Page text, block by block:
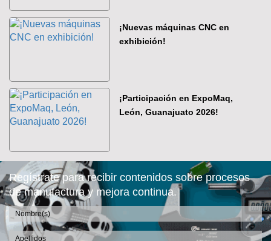
¡Nuevas máquinas CNC en
exhibición!
¡Participación en ExpoMaq,
León, Guanajuato 2026!
Regístrate para recibir contenidos sobre procesos
de manufactura y mejora continua.